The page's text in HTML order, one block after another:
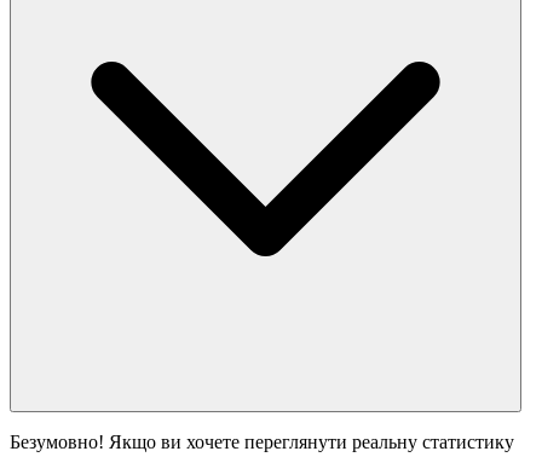
Безумовно! Якщо ви хочете переглянути реальну статистику